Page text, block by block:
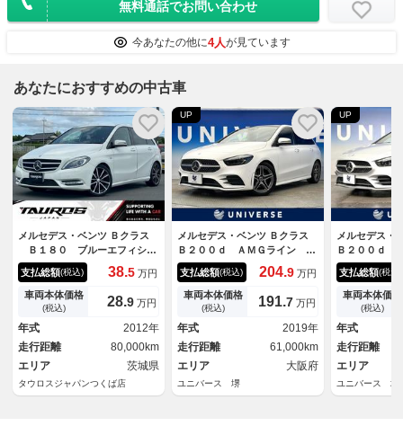
無料通話でお問い合わせ
今あなたの他に4人が見ています
あなたにおすすめの中古車
メルセデス・ベンツ Ｂクラス
Ｂ１８０ ブルーエフィシェ
ンシー スポーツ ナイトパッ
ケージ ハーフレザーシート
純正ナビ 専用１８インチＡ
Ｗ バックモニター ＴＶ パ
ワーシート オートライト Ｅ
ＴＣ コーナーセンサー （ホ
ワイト）
支払総額(税込) 38.5 万円
車両本体価格
(税込) 28.9 万円
年式
2012年
走行距離
80,000km
エリア
茨城県
タウロスジャパンつくば店
UP
メルセデス・ベンツ Ｂクラス
Ｂ２００ｄ ＡＭＧライン パ
ノラミックスライディングルー
フ ナビゲーションＰＫＧ レ
ーダーセーフティＰＫＧ 半革
シート 前席パワーシート 前
席シートヒーター アンビエン
トライト オートハイビーム
電動リアゲート 禁煙車
支払総額(税込) 204.9 万円
車両本体価格
(税込) 191.7 万円
年式
2019年
走行距離
61,000km
エリア
大阪府
ユニバース 堺
UP
メルセデス・
Ｂ２００ｄ
ーダーセーフ
ョンＰＫＧ
グＴＶ ハー
前席シートヒ
ート 純正１
ＥＤヘッド
ビーム スマ
支払総額(税込)
車両本体価格
(税込)
年式
走行距離
エリア
ユニバース 埼